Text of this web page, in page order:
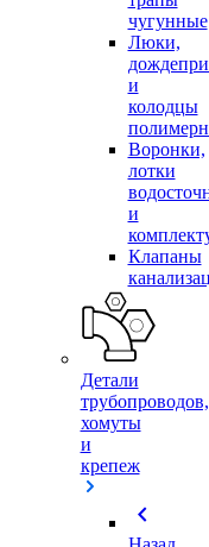
чугунные
Люки,
и
колодцы
Воронки,
лотки
и
Клапаны
Детали
трубопроводов,
хомуты
и
крепеж
chevron_left